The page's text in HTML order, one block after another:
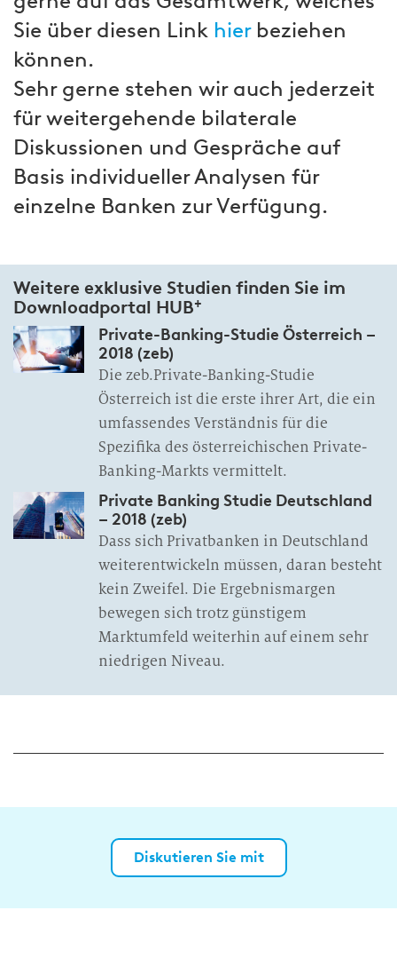
Sie über diesen Link hierbeziehen
können.
Sehr gerne stehen wir auch jederzeit
für weitergehende bilaterale
Diskussionen und Gespräche auf
Basis individueller Analysen für
einzelne Banken zur Verfügung.
Weitere exklusive Studien finden Sie im
Downloadportal HUB+
Private-Banking-Studie Österreich –
2018 (zeb)
Die zeb.Private-Banking-Studie
Österreich ist die erste ihrer Art, die ein
umfassendes Verständnis für die
Spezifika des österreichischen Private-
Banking-Markts vermittelt.
Private Banking Studie Deutschland
– 2018 (zeb)
Dass sich Privatbanken in Deutschland
weiterentwickeln müssen, daran besteht
kein Zweifel. Die Ergebnismargen
bewegen sich trotz günstigem
Marktumfeld weiterhin auf einem sehr
niedrigen Niveau.
Diskutieren Sie mit